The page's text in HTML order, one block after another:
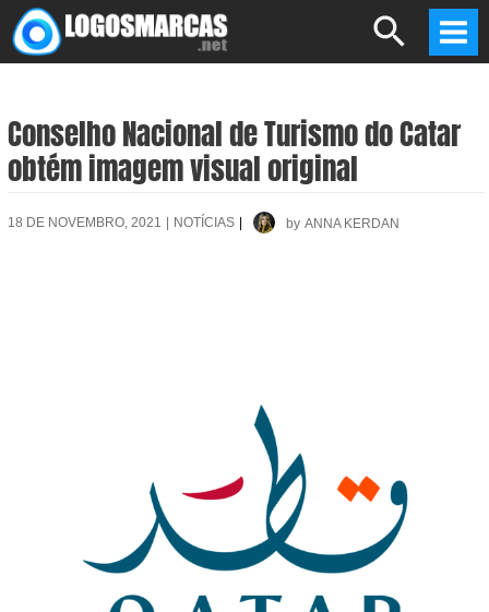
Skip
to
Search
Conselho Nacional de Turismo do Catar
obtém imagem visual original
18 DE NOVEMBRO, 2021 NOTÍCIAS by ANNA KERDAN